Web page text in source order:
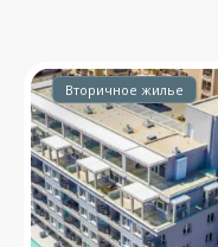
Вторичное жилье